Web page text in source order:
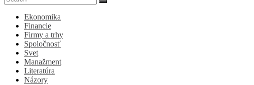
Ekonomika
Financie
Firmy a trhy
Spoločnosť
Svet
Manažment
Literatúra
Názory